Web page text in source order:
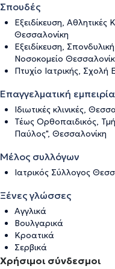
Σπουδές
Εξειδίκευση,
Θεσσαλονίκη
Εξειδίκευση,
Νοσοκομείο
Πτυχίο Ιατρικής, Σχολή
Επαγγελματική εμπειρία
Ιδιωτικές κλινικές,
Τέως Ορθοπαιδικός,
Παύλος", Θεσσαλονίκη
Μέλος συλλόγων
Ιατρικός Σύλλογος
Ξένες γλώσσες
Αγγλικά
Βουλγαρικά
Κροατικά
Σερβικά
Χρήσιμοι σύνδεσμοι